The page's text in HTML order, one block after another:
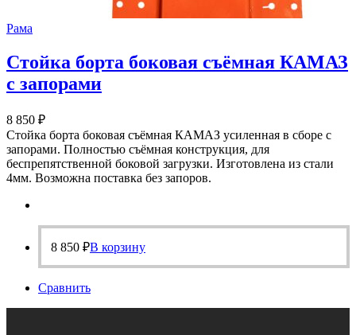
Рама
Стойка борта боковая съёмная КАМАЗ
с запорами
8 850 ₽
Стойка борта боковая съёмная КАМАЗ усиленная в сборе с
запорами. Полностью съёмная конструкция, для
беспрепятственной боковой загрузки. Изготовлена из стали
4мм. Возможна поставка без запоров.
8 850 ₽В корзину
Сравнить